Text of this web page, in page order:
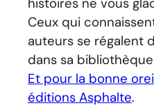
Ceux qui
auteurs se régalent
dans sa
Et pour la bonne
éditions Asphalte.